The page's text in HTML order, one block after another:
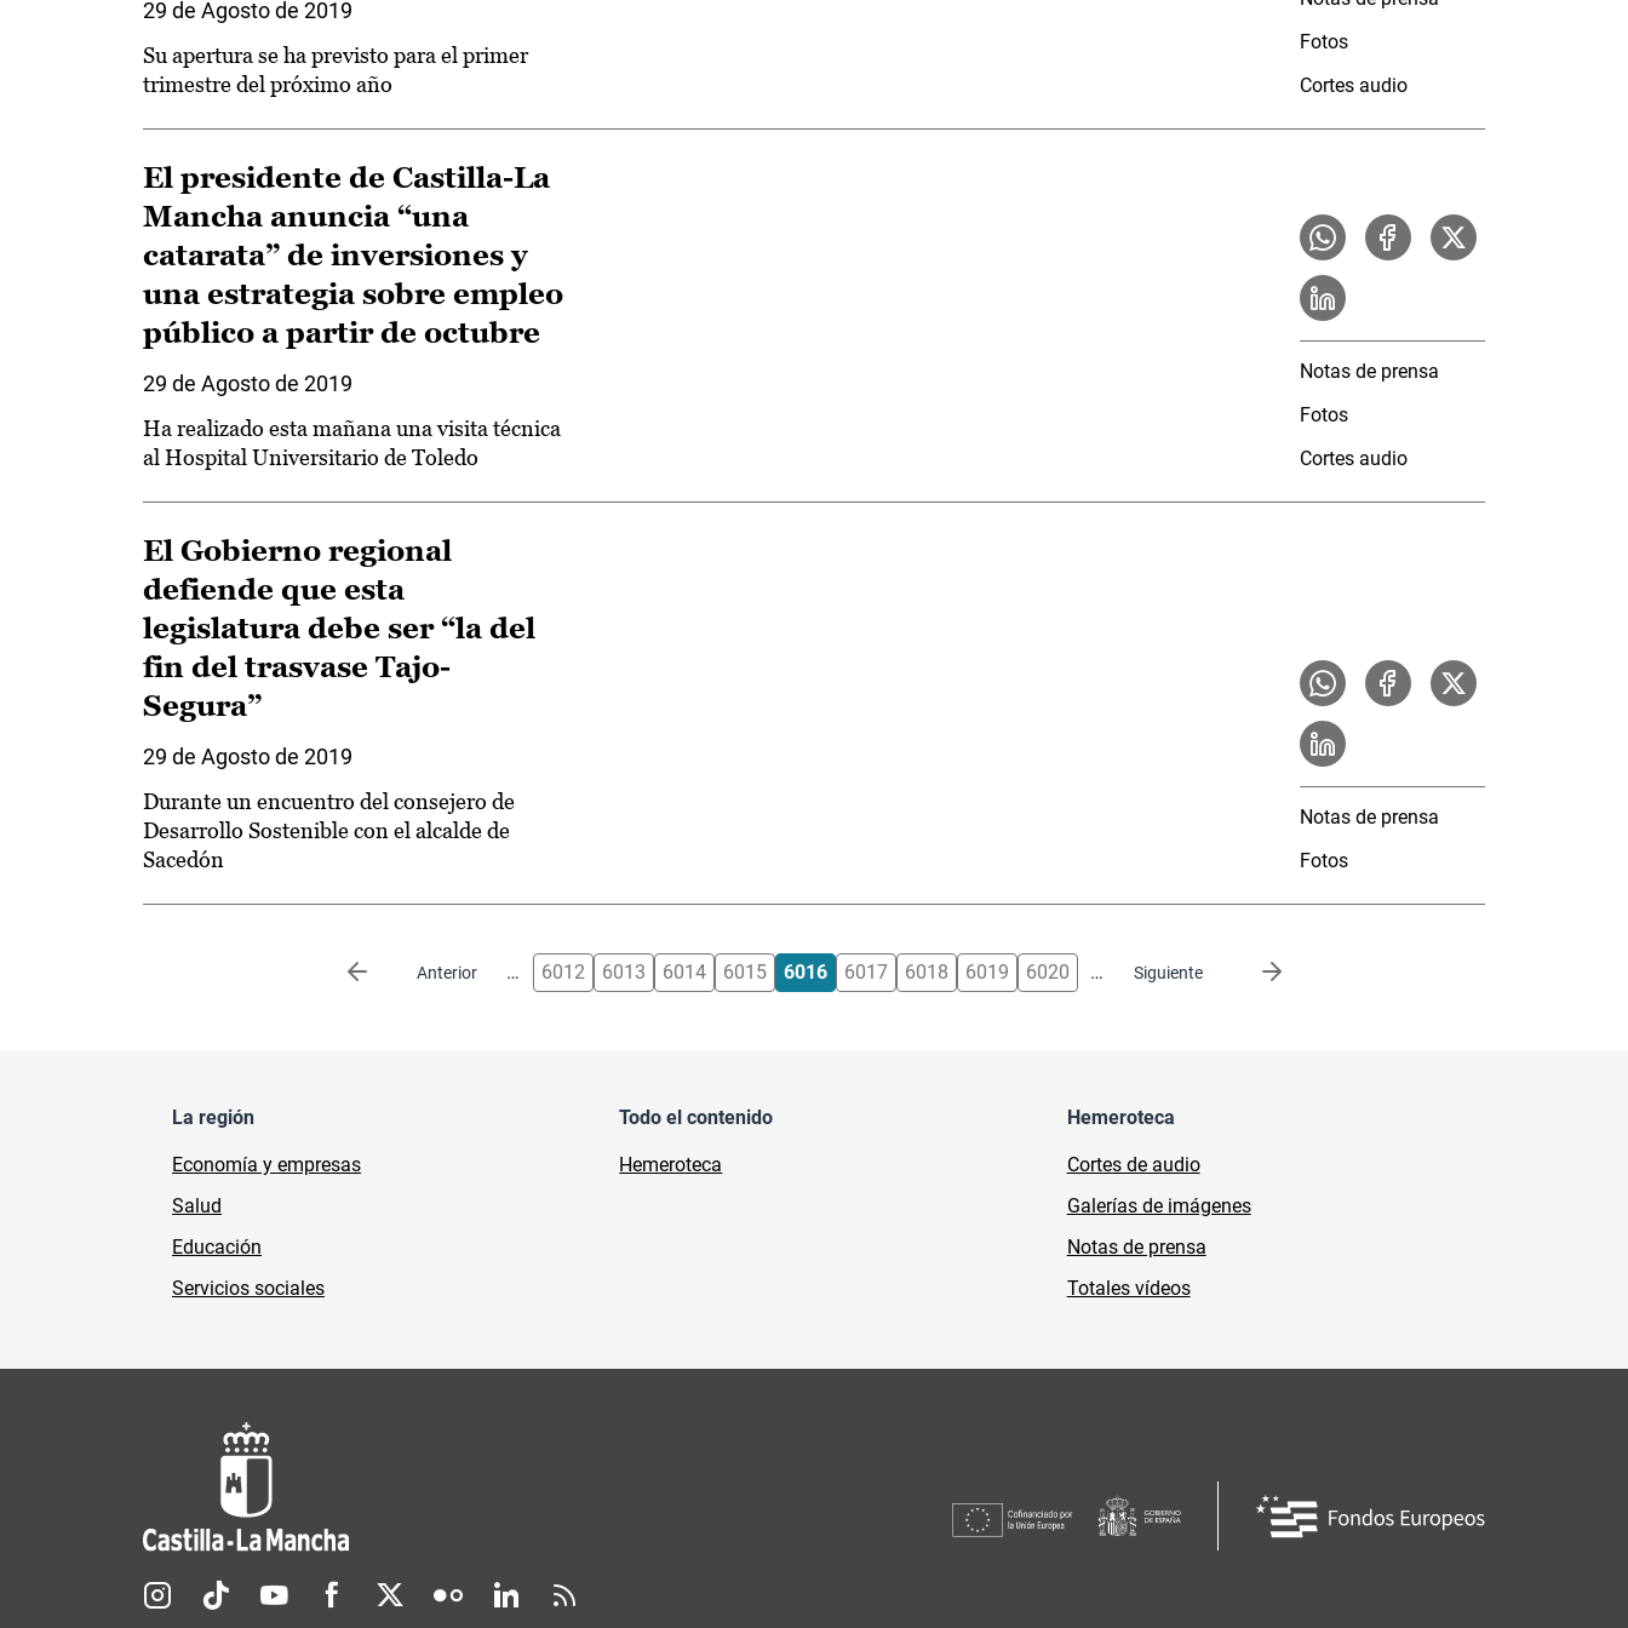
29 de Agosto de 2019
Su apertura se ha previsto para el primer
trimestre del próximo año
Fotos
Cortes audio
El presidente de Castilla-La
Mancha anuncia “una
catarata” de inversiones y
una estrategia sobre empleo
público a partir de octubre
29 de Agosto de 2019
Ha realizado esta mañana una visita técnica
al Hospital Universitario de Toledo
Notas de prensa
Fotos
Cortes audio
El Gobierno regional
defiende que esta
legislatura debe ser “la del
fin del trasvase Tajo-
Segura”
29 de Agosto de 2019
Durante un encuentro del consejero de
Desarrollo Sostenible con el alcalde de
Sacedón
Notas de prensa
Fotos
Anterior
Página anterior … 6012 6013 6014 6015 6016 6017 6018 6019 6020 … Siguiente
Siguiente página
La región
Economía y empresas
Salud
Educación
Servicios sociales
Todo el contenido
Hemeroteca
Hemeroteca
Cortes de audio
Galerías de imágenes
Notas de prensa
Totales vídeos
Redes sociales JCCM